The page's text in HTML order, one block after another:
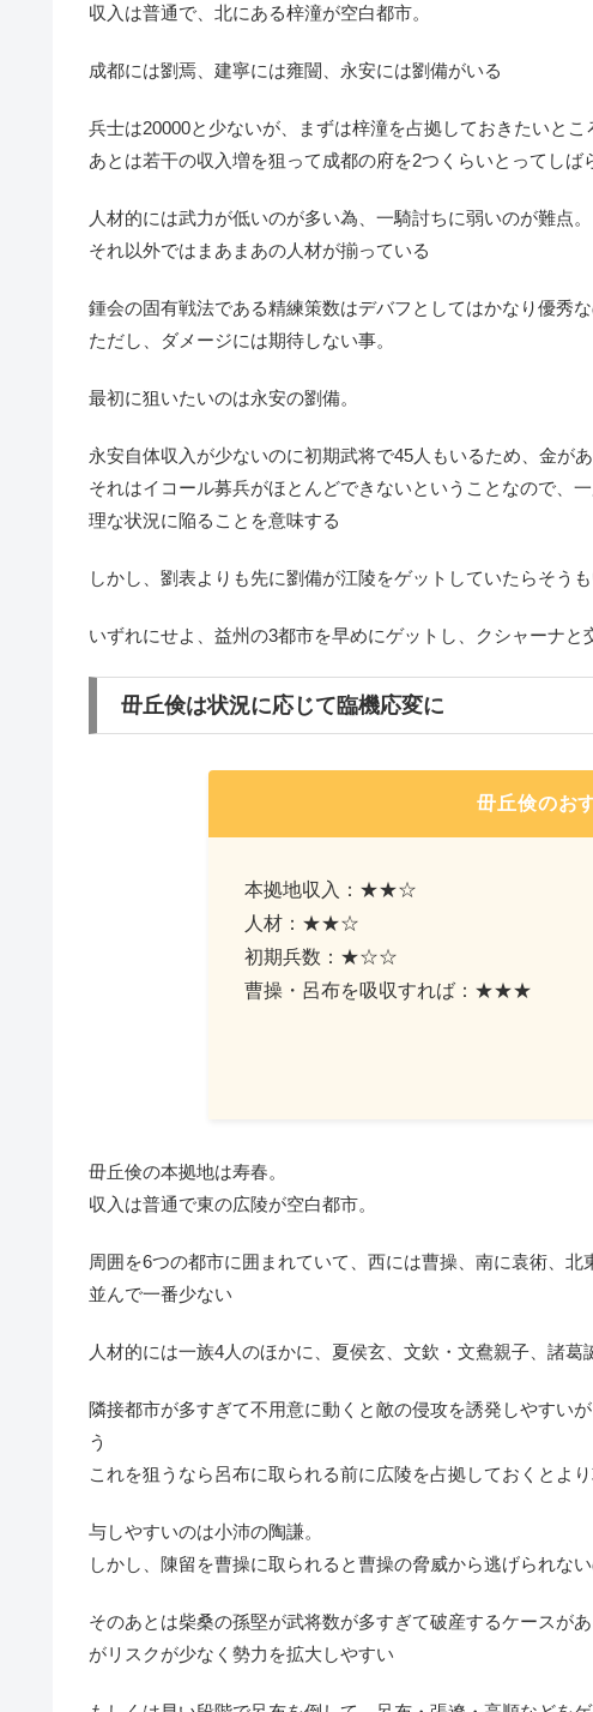
収入は普通で、北にある梓潼が空白都市。
成都には劉焉、建寧には雍闓、永安には劉備がいる
兵士は20000と少ないが、まずは梓潼を占拠しておきたいとこ
あとは若干の収入増を狙って成都の府を2つくらいとってしば
人材的には武力が低いのが多い為、一騎討ちに弱いのが難点。
それ以外ではまあまあの人材が揃っている
鍾会の固有戦法である精練策数はデバフとしてはかなり優秀
ただし、ダメージには期待しない事。
最初に狙いたいのは永安の劉備。
永安自体収入が少ないのに初期武将で45人もいるため、金が
それはイコール募兵がほとんどできないということなので、
理な状況に陥ることを意味する
しかし、劉表よりも先に劉備が江陵をゲットしていたらそう
いずれにせよ、益州の3都市を早めにゲットし、クシャーナ
毌丘倹は状況に応じて臨機応変に
毌丘倹のお
本拠地収入：★★☆
人材：★★☆
初期兵数：★☆☆
曹操・呂布を吸収すれば：★★★
毌丘倹の本拠地は寿春。
収入は普通で東の広陵が空白都市。
周囲を6つの都市に囲まれていて、西には曹操、南に袁術、
並んで一番少ない
人材的には一族4人のほかに、夏侯玄、文欽・文鴦親子、諸葛
隣接都市が多すぎて不用意に動くと敵の侵攻を誘発しやすい
う
これを狙うなら呂布に取られる前に広陵を占拠しておくとよ
与しやすいのは小沛の陶謙。
しかし、陳留を曹操に取られると曹操の脅威から逃げられな
そのあとは柴桑の孫堅が武将数が多すぎて破産するケースが
がリスクが少なく勢力を拡大しやすい